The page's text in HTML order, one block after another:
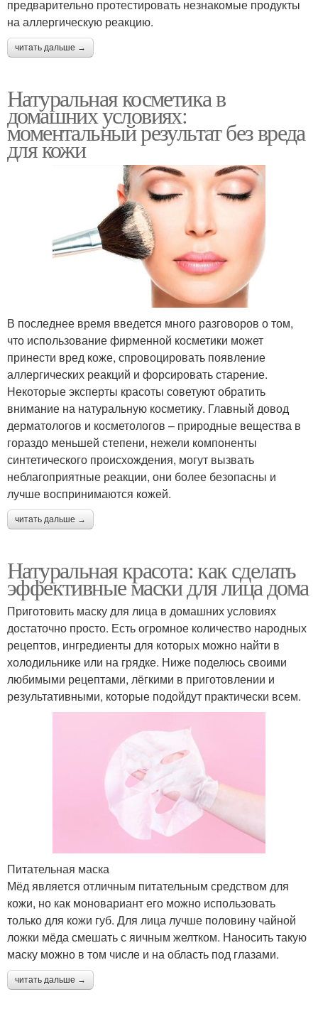
предварительно протестировать незнакомые продукты
на аллергическую реакцию.
читать дальше →
Натуральная косметика в
домашних условиях:
моментальный результат без вреда
для кожи
В последнее время введется много разговоров о том,
что использование фирменной косметики может
принести вред коже, спровоцировать появление
аллергических реакций и форсировать старение.
Некоторые эксперты красоты советуют обратить
внимание на натуральную косметику. Главный довод
дерматологов и косметологов – природные вещества в
гораздо меньшей степени, нежели компоненты
синтетического происхождения, могут вызвать
неблагоприятные реакции, они более безопасны и
лучше воспринимаются кожей.
читать дальше →
Натуральная красота: как сделать
эффективные маски для лица дома
Приготовить маску для лица в домашних условиях
достаточно просто. Есть огромное количество народных
рецептов, ингредиенты для которых можно найти в
холодильнике или на грядке. Ниже поделюсь своими
любимыми рецептами, лёгкими в приготовлении и
результативными, которые подойдут практически всем.
Питательная маска
Мёд является отличным питательным средством для
кожи, но как моновариант его можно использовать
только для кожи губ. Для лица лучше половину чайной
ложки мёда смешать с яичным желтком. Наносить такую
маску можно в том числе и на область под глазами.
читать дальше →